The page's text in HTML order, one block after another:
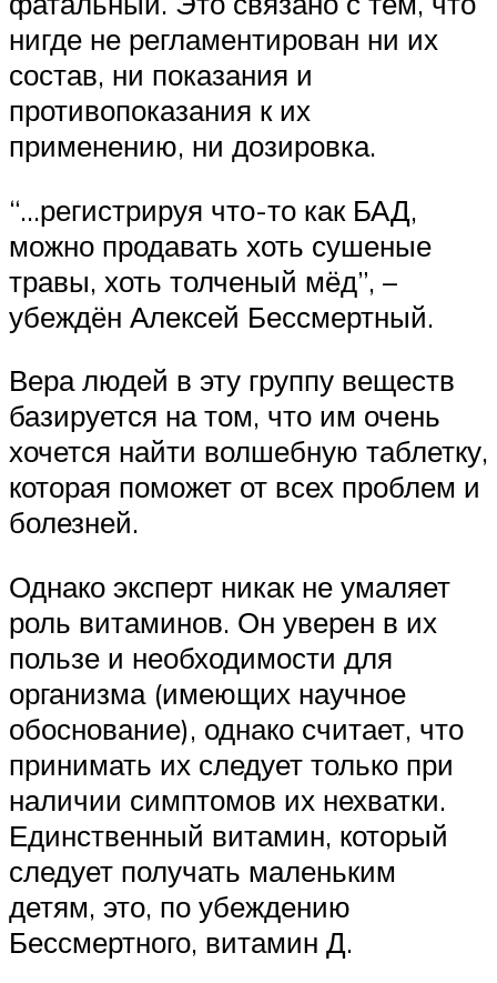
нигде не регламентирован ни их
состав, ни показания и
противопоказания к их
применению, ни дозировка.
“…регистрируя что-то как БАД,
можно продавать хоть сушеные
травы, хоть толченый мёд”, –
убеждён Алексей Бессмертный.
Вера людей в эту группу веществ
базируется на том, что им очень
хочется найти волшебную таблетку,
которая поможет от всех проблем и
болезней.
Однако эксперт никак не умаляет
роль витаминов. Он уверен в их
пользе и необходимости для
организма (имеющих научное
обоснование), однако считает, что
принимать их следует только при
наличии симптомов их нехватки.
Единственный витамин, который
следует получать маленьким
детям, это, по убеждению
Бессмертного, витамин Д.